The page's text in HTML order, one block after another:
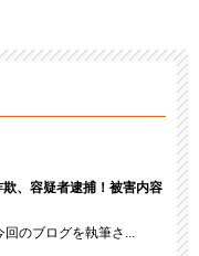
欺、容疑者逮捕！被害内容
のブログを執筆さ...